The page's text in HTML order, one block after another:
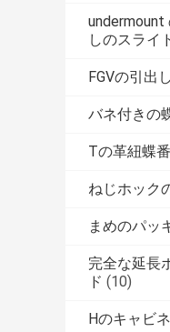
undermount
しのスライ
FGVの引出
バネ付きの
Tの革紐蝶番
ねじホック
まめのパッ
完全な延長
ド (10)
Hのキャビ